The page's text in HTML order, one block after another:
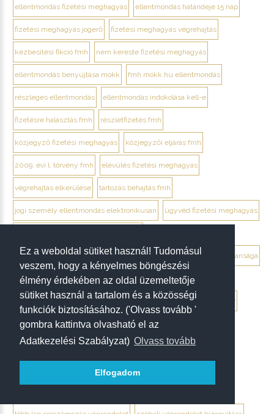
Ez a weboldal sütiket használ! Tudomásul
veszem, hogy a kényelmes böngészési
élmény érdekében az oldal üzemeltetője
sütiket használ a tartalom és a közösségi
funkciók biztosításához. ('Olvass tovább '
gombra kattintva olvasható el az
Adatkezelési Szabályzat) Olvass tovább
Elfogadom
ellentmondás fizetési meghagyás ellentmondás határideje 15 nap
fizetési meghagyás jogerő fizetési meghagyás végrehajtás
kézbesítési fikció fmh nem kereste fizetési meghagyás
ellentmondás benyújtása mokk fmh.mokk.hu ellentmondás
részleges ellentmondás ellentmondás indokolása kell-e
fizetésre halasztás fmh részletfizetés fmh
közjegyző fizetési meghagyás közjegyzői eljárás fmh
2009. évi l. törvény fmh elévülés fizetési meghagyás
végrehajtás elkerülése tartozás behajtás fmh
jogi személy ellentmondás elektronikusan ügyvéd fizetési meghagyás
végrendelet megtámadása mikor érdemes végrendelet hatálytalansága
érvénytelenség megállapítása per hagyatéki per végrendelet
megtámadási nyilatkozat megtámadás elévülése 5 év ptk. 7:37
beszámíthatóság végrendelet
tévedés megtévesztés fenyegetés végrendelet
tisztességtelen befolyás gépírásos végrendelet tanúk